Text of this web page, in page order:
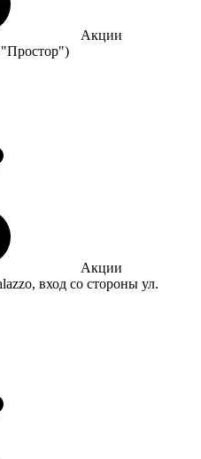
Акции
Акции
вход со стороны ул.